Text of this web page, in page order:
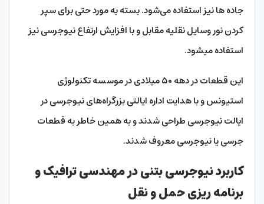
جاده ها نیز استفاده می‌شود. بسته به مورد حتی برای سپر
کردن نور وسایل نقلیه مقابل و با افزایش ارتفاع نیوجرسی نیز
استفاده میشود.
این قطعات در دهه ۵۰ میلادی در موسسه تکنولوژی
استیونس و با هدایت اداره ایالتی بزرگراه‌‌‌‌های نیوجرسی در
ایالت نیوجرسی طراحی شدند و به همین خاطر به قطعات
جرسی یا نیوجرسی معروف شدند.
کاربرد نیوجرسی بتنی در مهندسی ترافیک و
برنامه ریزی حمل و نقل